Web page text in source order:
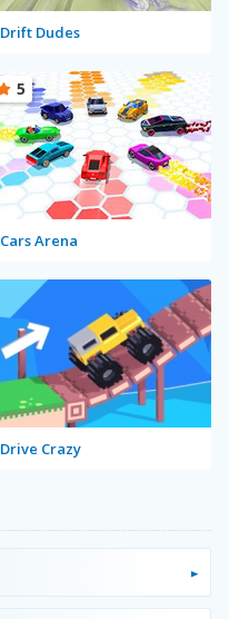
Drift Dudes
Cars Arena
5
Drive Crazy